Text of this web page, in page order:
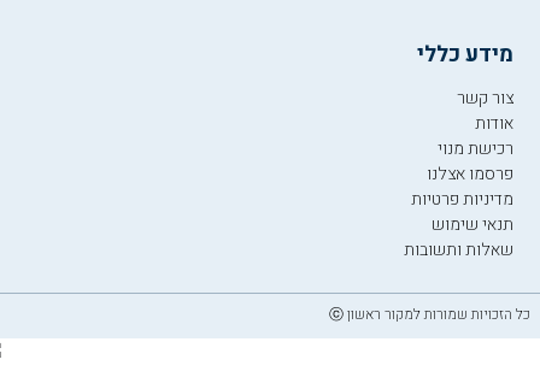
מידע כללי
צור קשר
אודות
רכישת מנוי
פרסמו אצלנו
מדיניות פרטיות
תנאי שימוש
שאלות ותשובות
כל הזכויות שמורות למקור ראשון ⓒ